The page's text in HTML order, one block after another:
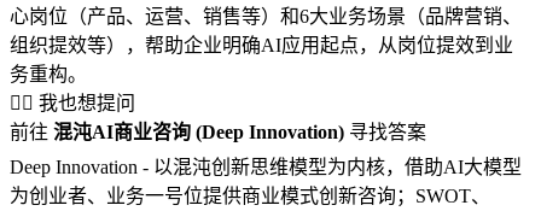
心岗位（产品、运营、销售等）和6大业务场景（品牌营销、
组织提效等），帮助企业明确AI应用起点，从岗位提效到业
务重构。
🙋‍♂️ 我也想提问
前往 混沌AI商业咨询 (Deep Innovation) 寻找答案
Deep Innovation - 以混沌创新思维模型为内核，借助AI大模型
为创业者、业务一号位提供商业模式创新咨询；SWOT、